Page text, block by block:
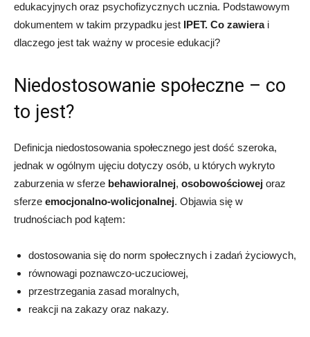
edukacyjnych oraz psychofizycznych ucznia. Podstawowym
dokumentem w takim przypadku jest IPET. Co zawierai
dlaczego jest tak ważny w procesie edukacji?
Niedostosowanie społeczne – co
to jest?
Definicja niedostosowania społecznego jest dość szeroka,
jednak w ogólnym ujęciu dotyczy osób, u których wykryto
zaburzenia w sferze behawioralnej, osobowościowej oraz
sferze emocjonalno-wolicjonalnej. Objawia się w
trudnościach pod kątem:
dostosowania się do norm społecznych i zadań życiowych,
równowagi poznawczo-uczuciowej,
przestrzegania zasad moralnych,
reakcji na zakazy oraz nakazy.